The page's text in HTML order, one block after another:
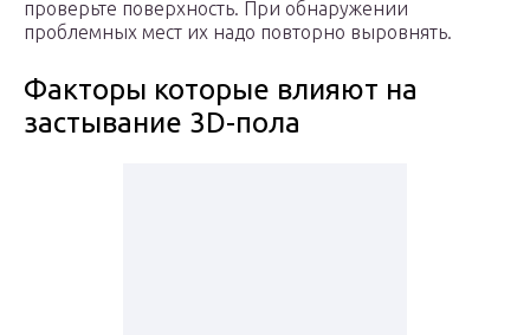
проверьте поверхность. При обнаружении
проблемных мест их надо повторно выровнять.
Факторы которые влияют на
застывание 3D-пола